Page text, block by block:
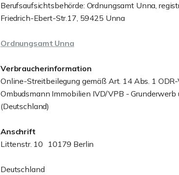
Berufsaufsichtsbehörde: Ordnungsamt Unna,
Friedrich-Ebert-Str.17, 59425 Unna
Ordnungsamt Unna
Verbraucherinformation
Online-Streitbeilegung gemäß Art. 14 Abs. 1 ODR-
Ombudsmann Immobilien IVD/VPB - Grunderwerb
(Deutschland)
Anschrift
Littenstr. 10 10179 Berlin
Deutschland